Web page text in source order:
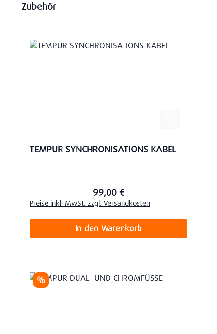
Produktgalerie überspringen
Zubehör
TEMPUR SYNCHRONISATIONS KABEL
Regulärer Preis:99,00 €
Preise inkl. MwSt. zzgl. Versandkosten
In den Warenkorb
Rabatt
%